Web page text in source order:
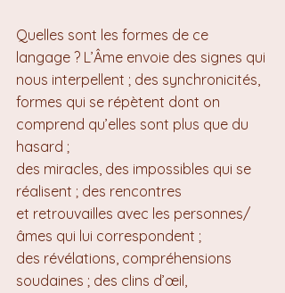
Quelles sont les formes de ce
langage ? L’Âme envoie des signes qui
nous interpellent ; des synchronicités,
formes qui se répètent dont on
comprend qu’elles sont plus que du
hasard ;
des miracles, des impossibles qui se
réalisent ; des rencontres
et retrouvailles avec les personnes/
âmes qui lui correspondent ;
des révélations, compréhensions
soudaines ; des clins d’œil,